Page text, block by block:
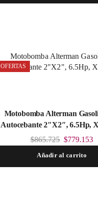
OFERTAS
Motobomba Alterman
Autocebante 2″X2″, 6.5Hp,
$865.725 $779.153
Añadir al carrito